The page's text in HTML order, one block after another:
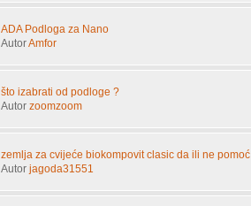
ADA Podloga za Nano
AutorAmfor
što izabrati od podloge ?
Autorzoomzoom
zemlja za cvijeće biokompovit clasic da ili ne pomoć
Autorjagoda31551